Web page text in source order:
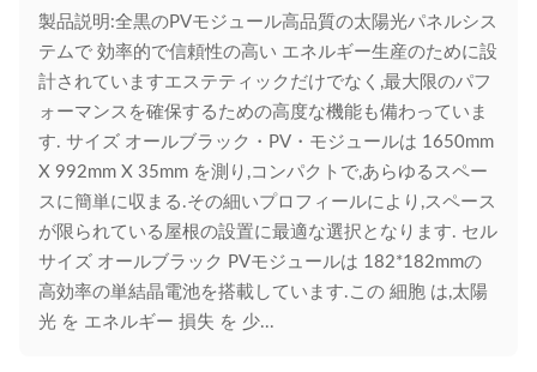
製品説明:全黒のPVモジュール高品質の太陽光パネルシス
テムで 効率的で信頼性の高い エネルギー生産のために設
計されていますエステティックだけでなく,最大限のパフ
ォーマンスを確保するための高度な機能も備わっていま
す. サイズ オールブラック・PV・モジュールは 1650mm
X 992mm X 35mm を測り,コンパクトで,あらゆるスペー
スに簡単に収まる.その細いプロフィールにより,スペース
が限られている屋根の設置に最適な選択となります. セル
サイズ オールブラック PVモジュールは 182*182mmの
高効率の単結晶電池を搭載しています.この 細胞 は,太陽
光 を エネルギー 損失 を 少...